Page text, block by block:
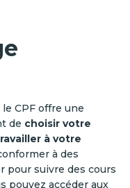
CPF offre une
de choisir votre
à votre
à des
pour suivre des cours
pouvez accéder aux